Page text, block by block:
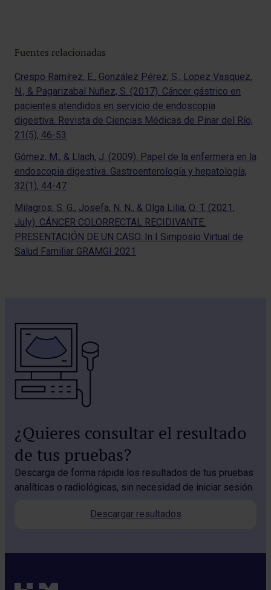
Fuentes relacionadas
Crespo Ramírez, E., González Pérez, S., Lopez Vasquez,
N., & Pagarizabal Nuñez, S. (2017). Cáncer gástrico en
pacientes atendidos en servicio de endoscopia
digestiva. Revista de Ciencias Médicas de Pinar del Río,
21(5), 46-53
Gómez, M., & Llach, J. (2009). Papel de la enfermera en la
endoscopia digestiva. Gastroenterología y hepatología,
32(1), 44-47
Milagros, S. G., Josefa, N. N., & Olga Lilia, Q. T. (2021,
July). CÁNCER COLORRECTAL RECIDIVANTE.
PRESENTACIÓN DE UN CASO. In I Simposio Virtual de
Salud Familiar GRAMGI 2021
¿Quieres consultar el resultado
de tus pruebas?
Descarga de forma rápida los resultados de tus pruebas
analíticas o radiológicas, sin necesidad de iniciar sesión.
Descargar resultados